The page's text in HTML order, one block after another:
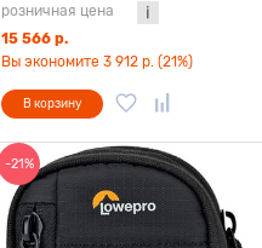
розничная цена
15 566 р.
Вы экономите 3 912 р. (21%)
В корзину
-21%